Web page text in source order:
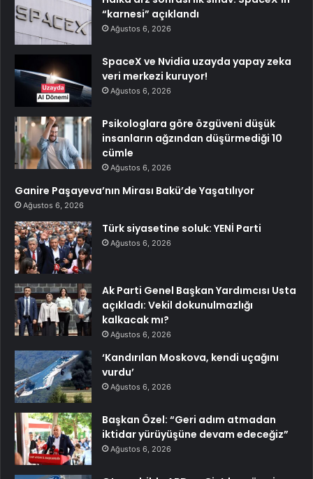
“karnesi” açıklandı
Ağustos 6, 2026
SpaceX ve Nvidia uzayda yapay zeka
veri merkezi kuruyor!
Ağustos 6, 2026
Psikologlara göre özgüveni düşük
insanların ağzından düşürmediği 10
cümle
Ağustos 6, 2026
Ganire Paşayeva’nın Mirası Bakü’de Yaşatılıyor
Ağustos 6, 2026
Türk siyasetine soluk: YENİ Parti
Ağustos 6, 2026
Ak Parti Genel Başkan Yardımcısı Usta
açıkladı: Vekil dokunulmazlığı
kalkacak mı?
Ağustos 6, 2026
‘Kandırılan Moskova, kendi uçağını
vurdu’
Ağustos 6, 2026
Başkan Özel: “Geri adım atmadan
iktidar yürüyüşüne devam edeceğiz”
Ağustos 6, 2026